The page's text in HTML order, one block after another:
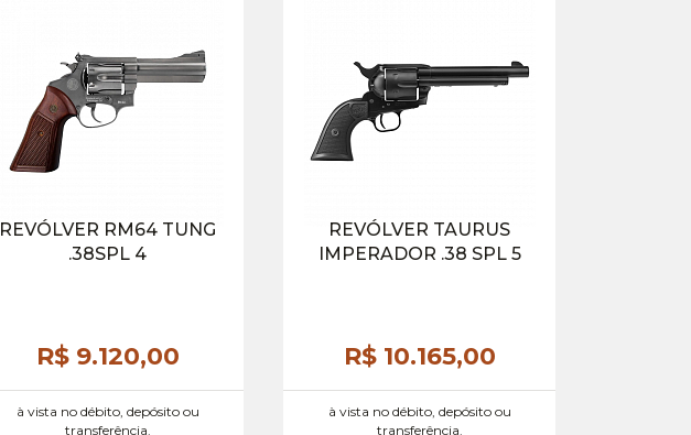
REVÓLVER RM64 TUNG
.38SPL 4
R$ 9.120,00
à vista no débito, depósito ou
transferência.
REVÓLVER TAURUS
IMPERADOR .38 SPL 5
R$ 10.165,00
à vista no débito, depósito ou
transferência.